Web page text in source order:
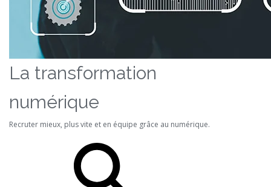
La transformation
numérique
Recruter mieux, plus vite et en équipe grâce au numérique.